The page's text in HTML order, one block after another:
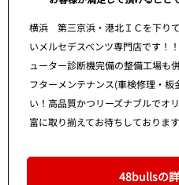
横浜 第三京浜・港北ＩＣを下り
いメルセデスベンツ専門店です！
ューター診断機完備の整備工場も
フターメンテナンス(車検修理・
い！高品質かつリーズナブルでオ
富に取り揃えてお待ちしております
48bullsの